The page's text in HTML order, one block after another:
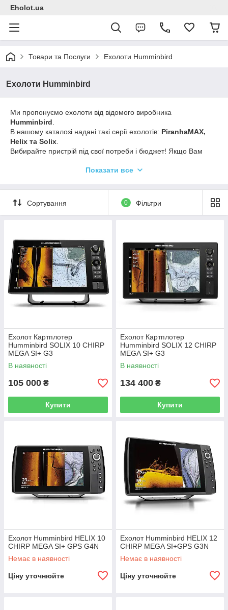
Eholot.ua
Товари та Послуги Ехолоти Humminbird
Ехолоти Humminbird
Ми пропонуємо ехолоти від відомого виробника
Humminbird
В нашому каталозі надані такі серії ехолотів: PiranhaMAX,
Helix та Solix
Вибирайте пристрій під свої потреби і бюджет! Якщо Вам
професійну консультацію і допоможуть підібрати найкращий
Показати все
Сортування 0 Фільтри
Ехолот Картплотер
Humminbird SOLIX 10 CHIRP
MEGA SI+ G3
В наявності
105 000 ₴
Купити
Ехолот Картплотер
Humminbird SOLIX 12 CHIRP
MEGA SI+ G3
В наявності
134 400 ₴
Купити
Ехолот Humminbird HELIX 10
CHIRP MEGA SI+ GPS G4N
Немає в наявності
Ціну уточнюйте
Ехолот Humminbird HELIX 12
CHIRP MEGA SI+GPS G3N
Немає в наявності
Ціну уточнюйте